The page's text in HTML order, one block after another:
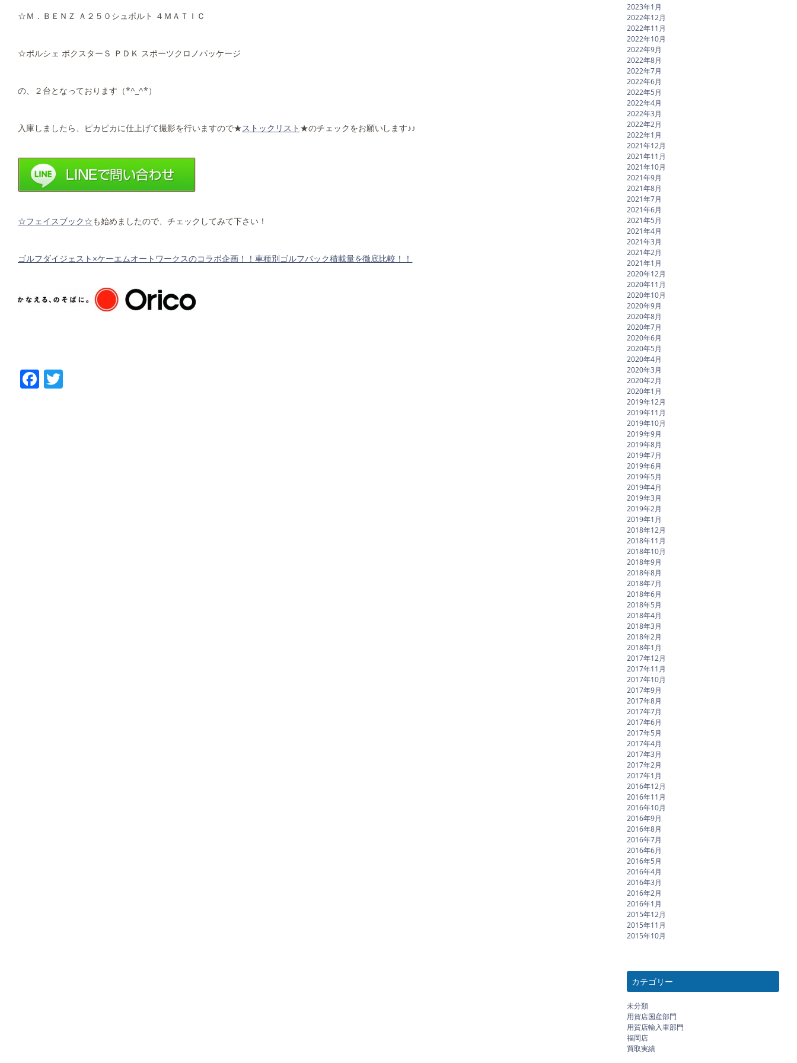
☆Ｍ．ＢＥＮＺ Ａ２５０シュポルト ４ＭＡＴＩＣ
☆ポルシェ ボクスターＳ ＰＤＫ スポーツクロノパッケージ
の、２台となっております（*^_^*）
入庫しましたら、ピカピカに仕上げて撮影を行いますので★ストックリスト ★のチェックをお願いします♪♪
☆フェイスブック☆も始めましたので、チェックしてみて下さい！
ゴルフダイジェスト×ケーエムオートワークスのコラボ企画！！車種別ゴルフバック積載量を徹底比較！！
Facebook
2023年1月
2022年12月
2022年11月
2022年10月
2022年9月
2022年8月
2022年7月
2022年6月
2022年5月
2022年4月
2022年3月
2022年2月
2022年1月
2021年12月
2021年11月
2021年10月
2021年9月
2021年8月
2021年7月
2021年6月
2021年5月
2021年4月
2021年3月
2021年2月
2021年1月
2020年12月
2020年11月
2020年10月
2020年9月
2020年8月
2020年7月
2020年6月
2020年5月
2020年4月
2020年3月
2020年2月
2020年1月
2019年12月
2019年11月
2019年10月
2019年9月
2019年8月
2019年7月
2019年6月
2019年5月
2019年4月
2019年3月
2019年2月
2019年1月
2018年12月
2018年11月
2018年10月
2018年9月
2018年8月
2018年7月
2018年6月
2018年5月
2018年4月
2018年3月
2018年2月
2018年1月
2017年12月
2017年11月
2017年10月
2017年9月
2017年8月
2017年7月
2017年6月
2017年5月
2017年4月
2017年3月
2017年2月
2017年1月
2016年12月
2016年11月
2016年10月
2016年9月
2016年8月
2016年7月
2016年6月
2016年5月
2016年4月
2016年3月
2016年2月
2016年1月
2015年12月
2015年11月
2015年10月
カテゴリー
未分類
用賀店国産部門
用賀店輸入車部門
福岡店
買取実績